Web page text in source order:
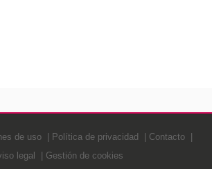
de uso Política de privacidad
Contacto
legal
Gestión de cookies